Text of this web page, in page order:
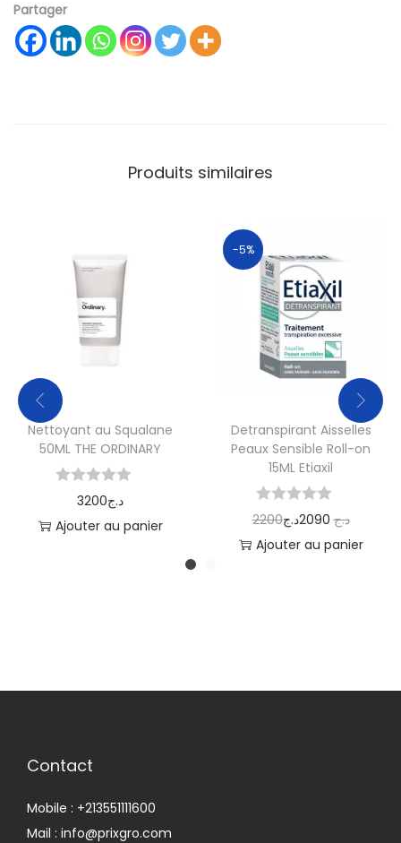
Partager
Produits similaires
Nettoyant au Squalane
50ML THE ORDINARY
3200د.ج
Ajouter au panier
-5%
Detranspirant Aisselles
Peaux Sensible Roll-on
15ML Etiaxil
2200 د.ج 2090د.ج
Ajouter au panier
Contact
Mobile : +213551111600
Mail : info@prixgro.com